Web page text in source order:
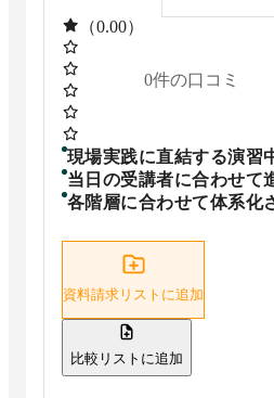
（0.00）
0件の口コミ
現場実践に直結する演習
当日の受講者に合わせて
各階層に合わせて体系化
資料請求リストに追加
比較リストに追加